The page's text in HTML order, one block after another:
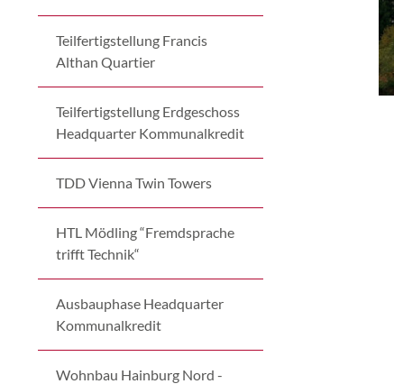
Teilfertigstellung Francis
Althan Quartier
Teilfertigstellung Erdgeschoss
Headquarter Kommunalkredit
TDD Vienna Twin Towers
HTL Mödling “Fremdsprache
trifft Technik“
Ausbauphase Headquarter
Kommunalkredit
Wohnbau Hainburg Nord -